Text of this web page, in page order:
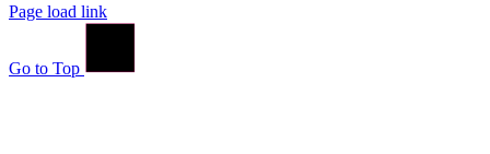
Page load link
Go to Top